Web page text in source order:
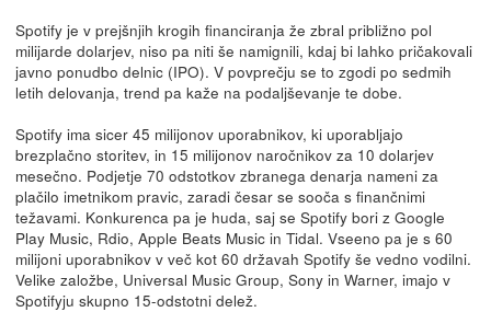
Spotify je v prejšnjih krogih financiranja že zbral približno pol
milijarde dolarjev, niso pa niti še namignili, kdaj bi lahko pričakovali
javno ponudbo delnic (IPO). V povprečju se to zgodi po sedmih
letih delovanja, trend pa kaže na podaljševanje te dobe.
Spotify ima sicer 45 milijonov uporabnikov, ki uporabljajo
brezplačno storitev, in 15 milijonov naročnikov za 10 dolarjev
mesečno. Podjetje 70 odstotkov zbranega denarja nameni za
plačilo imetnikom pravic, zaradi česar se sooča s finančnimi
težavami. Konkurenca pa je huda, saj se Spotify bori z Google
Play Music, Rdio, Apple Beats Music in Tidal. Vseeno pa je s 60
milijoni uporabnikov v več kot 60 državah Spotify še vedno vodilni.
Velike založbe, Universal Music Group, Sony in Warner, imajo v
Spotifyju skupno 15-odstotni delež.